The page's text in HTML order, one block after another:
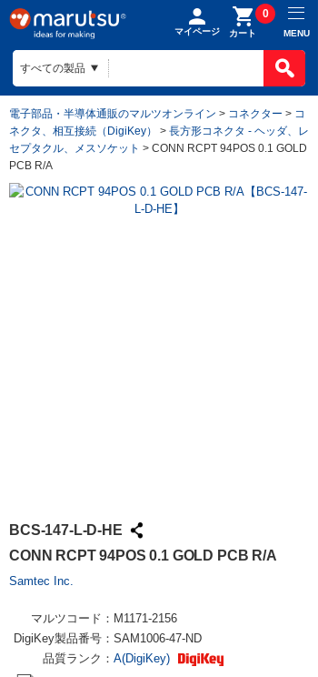
マイページ カート
0
MENU
電子部品・半導体通販のマルツオンライン > コネクター > コ
ネクタ、相互接続（DigiKey）
> 長方形コネクタ - ヘッダ、レ
セプタクル、メスソケット > CONN RCPT 94POS 0.1 GOLD
PCB R/A
BCS-147-L-D-HE
CONN RCPT 94POS 0.1 GOLD PCB R/A
Samtec Inc.
マルツコード： M1171-2156
DigiKey製品番号： SAM1006-47-ND
品質ランク： A(DigiKey)